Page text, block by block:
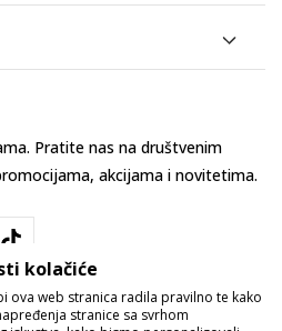
Pratite nas na društvenim
akcijama i novitetima.
kolačiće
ova web stranica radila pravilno te kako
stranice sa svrhom